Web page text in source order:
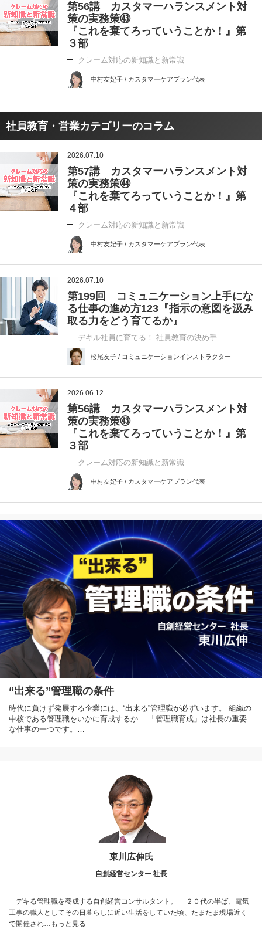
第56講 カスタマーハランスメント対
策の実務策㊸
『これを棄てろっていうことか！』第
３部
クレーム対応の新知識と新常識
中村友妃子 / カスタマーケアプラン代表
社員教育・営業カテゴリーのコラム
2026.07.10
第57講 カスタマーハランスメント対
策の実務策㊹
『これを棄てろっていうことか！』第
４部
クレーム対応の新知識と新常識
中村友妃子 / カスタマーケアプラン代表
2026.07.10
第199回 コミュニケーション上手にな
る仕事の進め方123『指示の意図を汲み
取る力をどう育てるか』
デキル社員に育てる！ 社員教育の決め手
松尾友子 / コミュニケーションインストラクター
2026.06.12
第56講 カスタマーハランスメント対
策の実務策㊸
『これを棄てろっていうことか！』第
３部
クレーム対応の新知識と新常識
中村友妃子 / カスタマーケアプラン代表
“出来る”管理職の条件
時代に負けず発展する企業には、“出来る”管理職が必ずいます。 組織の
中核である管理職をいかに育成するか… 「管理職育成」は社長の重要
な仕事の一つです。…
東川広伸氏
自創経営センター 社長
デキる管理職を養成する自創経営コンサルタント。 ２０代の半ば、電気
工事の職人としてその日暮らしに近い生活をしていた頃、たまたま現場近く
で開催され…もっと見る